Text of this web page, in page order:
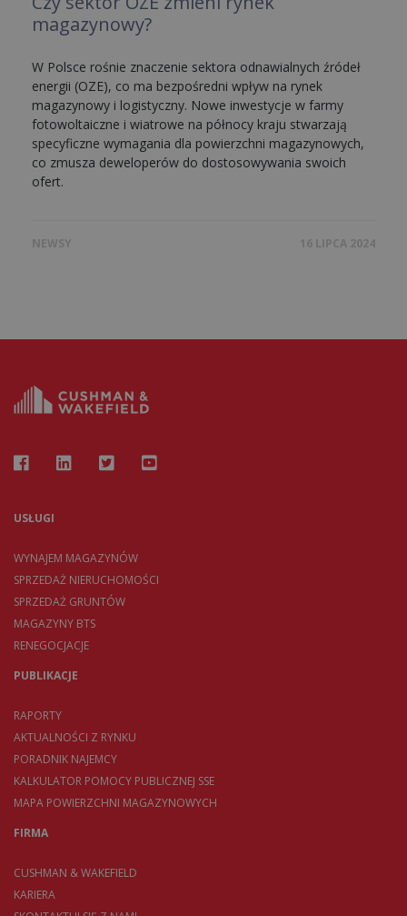
magazynowy?
W Polsce rośnie znaczenie sektora odnawialnych źródeł
energii (OZE), co ma bezpośredni wpływ na rynek
magazynowy i logistyczny. Nowe inwestycje w farmy
fotowoltaiczne i wiatrowe na północy kraju stwarzają
specyficzne wymagania dla powierzchni magazynowych,
co zmusza deweloperów do dostosowywania swoich
ofert.
NEWSY 16 LIPCA 2024
USŁUGI
WYNAJEM MAGAZYNÓW
SPRZEDAŻ NIERUCHOMOŚCI
SPRZEDAŻ GRUNTÓW
MAGAZYNY BTS
RENEGOCJACJE
PUBLIKACJE
RAPORTY
AKTUALNOŚCI Z RYNKU
PORADNIK NAJEMCY
KALKULATOR POMOCY PUBLICZNEJ SSE
MAPA POWIERZCHNI MAGAZYNOWYCH
FIRMA
CUSHMAN & WAKEFIELD
KARIERA